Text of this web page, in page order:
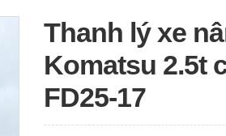
Thanh lý xe
Komatsu 2.5t
FD25-17